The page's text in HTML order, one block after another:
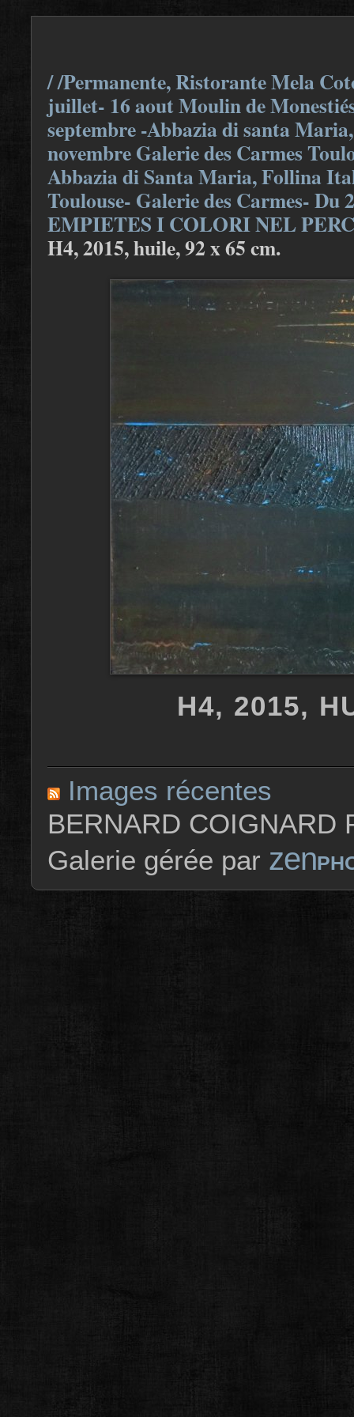
/ /Permanente, Ristorante Mela
juillet- 16 aout Moulin de
septembre -Abbazia di santa
novembre Galerie des Carmes
Abbazia di Santa Maria, Follina
Toulouse- Galerie des Carmes- Du
EMPIETES I COLORI NEL
H4, 2015, huile, 92 x 65 cm.
H4, 2015,
Images récentes
BERNARD COIGNARD
Galerie gérée par zen